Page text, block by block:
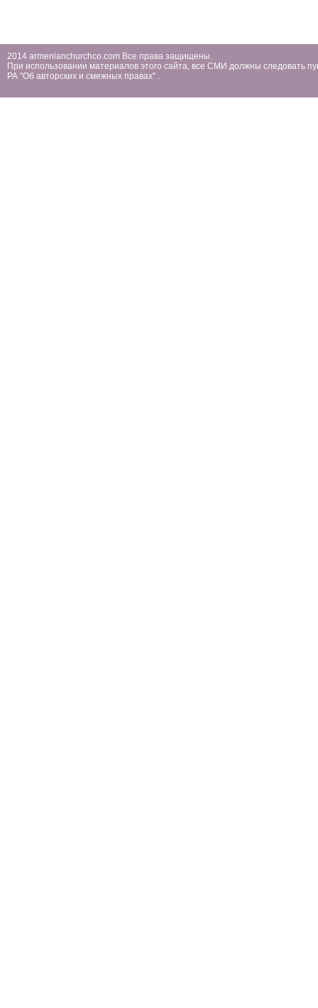
2014 armenianchurchco.com Все права защищены.
При использовании материалов этого сайта, все СМИ должны следовать
РА ''Об авторских и смежных правах'' .